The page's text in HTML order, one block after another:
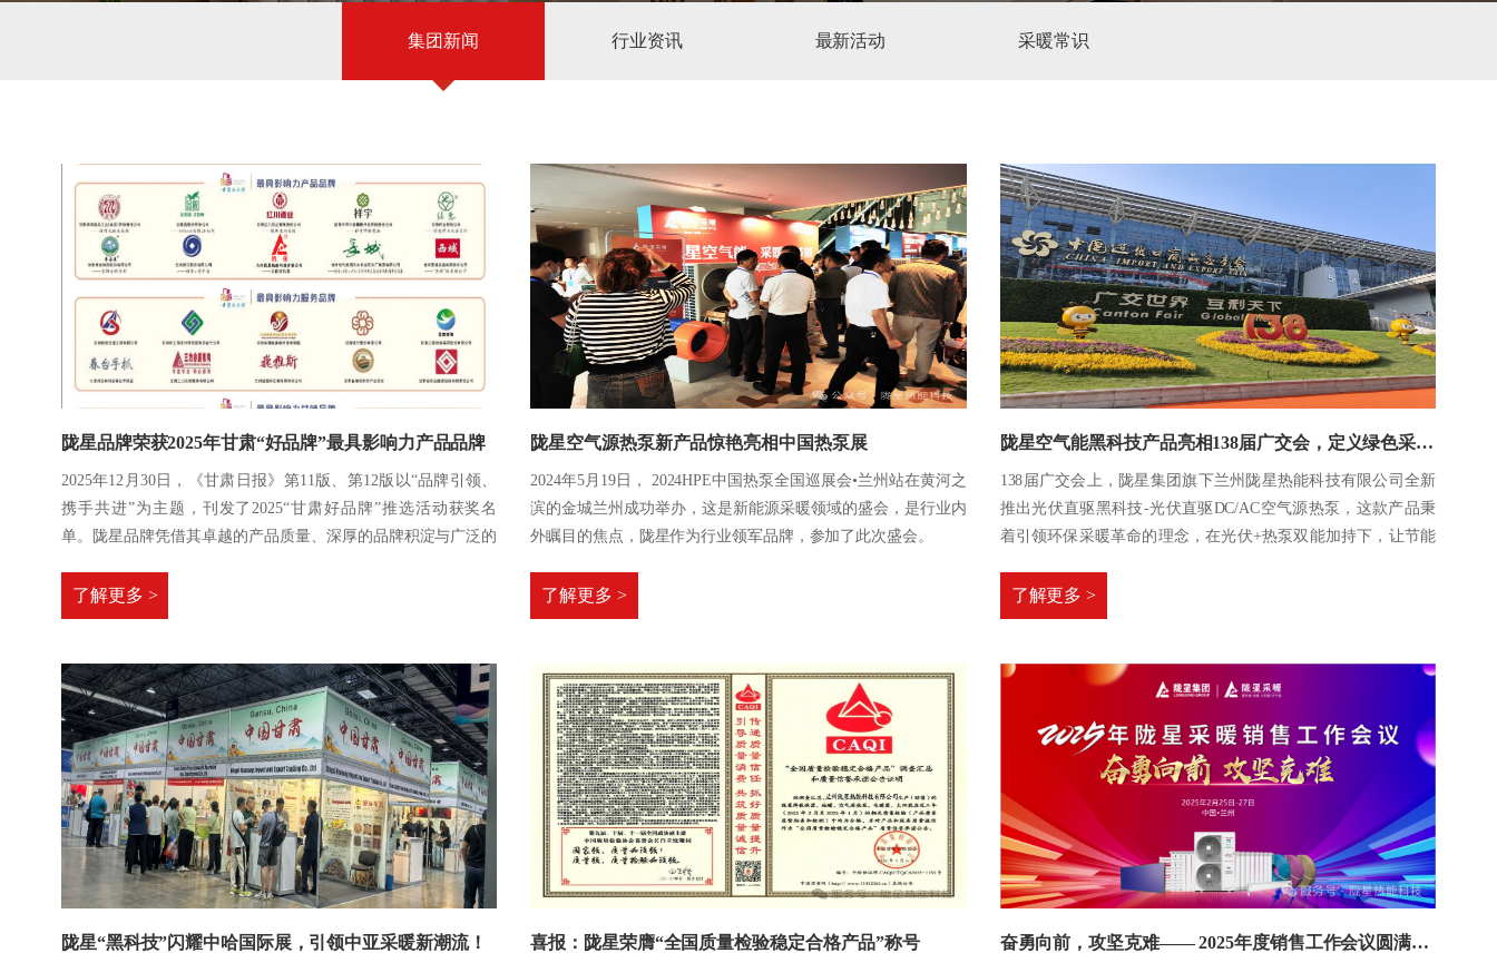
集团新闻 行业资讯 最新活动 采暖常识
陇星品牌荣获2025年甘肃“好品牌”最具影响力产品品牌
2025年12月30日，《甘肃日报》第11版、第12版以“品牌引领、
携手共进”为主题，刊发了2025“甘肃好品牌”推选活动获奖名
单。陇星品牌凭借其卓越的产品质量、深厚的品牌积淀与广泛的
了解更多 >
陇星空气源热泵新产品惊艳亮相中国热泵展
2024年5月19日， 2024HPE中国热泵全国巡展会•兰州站在黄河之
滨的金城兰州成功举办，这是新能源采暖领域的盛会，是行业内
外瞩目的焦点，陇星作为行业领军品牌，参加了此次盛会。
了解更多 >
陇星空气能黑科技产品亮相138届广交会，定义绿色采暖新标准
138届广交会上，陇星集团旗下兰州陇星热能科技有限公司全新
推出光伏直驱黑科技-光伏直驱DC/AC空气源热泵，这款产品秉
着引领环保采暖革命的理念，在光伏+热泵双能加持下，让节能
了解更多 >
陇星“黑科技”闪耀中哈国际展，引领中亚采暖新潮流！ 喜报：陇星荣膺“全国质量检验稳定合格产品”称号 奋勇向前，攻坚克难—— 2025年度销售工作会议圆满召开